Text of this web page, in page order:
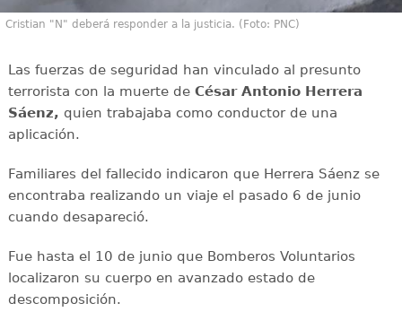
Cristian "N" deberá responder a la justicia. (Foto: PNC)
Las fuerzas de seguridad han vinculado al presunto
terrorista con la muerte de César Antonio Herrera
Sáenz, quien trabajaba como conductor de una
aplicación.
Familiares del fallecido indicaron que Herrera Sáenz se
encontraba realizando un viaje el pasado 6 de junio
cuando desapareció.
Fue hasta el 10 de junio que Bomberos Voluntarios
localizaron su cuerpo en avanzado estado de
descomposición.